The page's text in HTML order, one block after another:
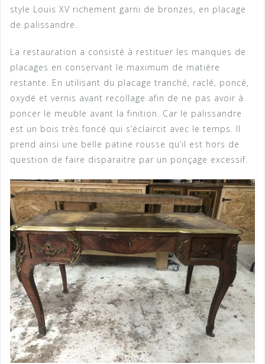
style Louis XV richement garni de bronzes, en placage
de palissandre.
La restauration a consisté à restituer les manques de
placages en conservant le maximum de matière
restante. En utilisant du placage tranché, raclé, poncé,
oxydé et vernis avant recollage afin de ne pas avoir à
poncer le meuble avant la finition. Car le palissandre
est un bois très foncé qui s’éclaircit avec le temps. Il
prend ainsi une belle patine rousse qu’il est hors de
question de faire disparaitre par un ponçage excessif.